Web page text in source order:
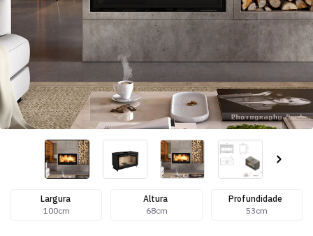
Largura
100cm
Altura
68cm
Profundidade
53cm